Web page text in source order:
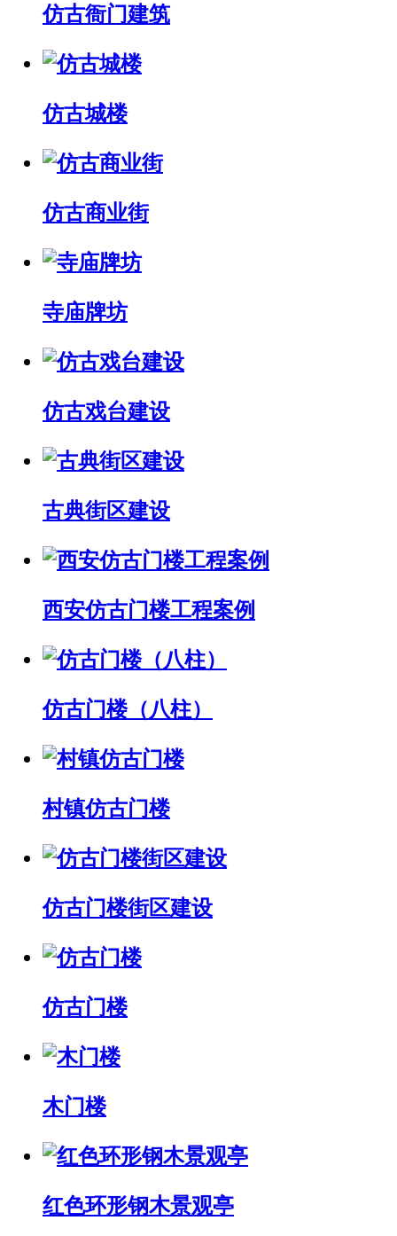
仿古衙门建筑
仿古城楼
仿古商业街
寺庙牌坊
仿古戏台建设
古典街区建设
西安仿古门楼工程案例
仿古门楼（八柱）
村镇仿古门楼
仿古门楼街区建设
仿古门楼
木门楼
红色环形钢木景观亭